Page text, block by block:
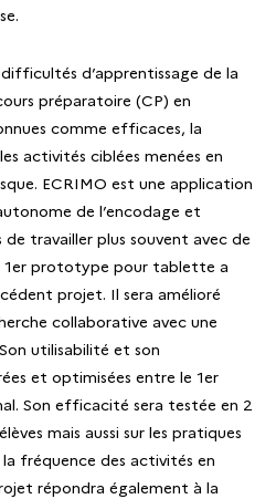
d’apprentissage de la
préparatoire (CP) en
comme efficaces, la
activités ciblées menées en
ECRIMO est une application
de l’encodage et
travailler plus souvent avec de
1er prototype pour tablette a
projet. Il sera amélioré
collaborative avec une
utilisabilité et son
et optimisées entre le 1er
Son efficacité sera testée en 2
mais aussi sur les pratiques
fréquence des activités en
répondra également à la